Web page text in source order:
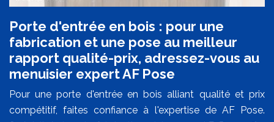
Porte d'entrée en bois : pour une
fabrication et une pose au meilleur
rapport qualité-prix, adressez-vous au
menuisier expert AF Pose
Pour une porte d'entrée en bois alliant qualité et prix
compétitif, faites confiance à l'expertise de AF Pose.